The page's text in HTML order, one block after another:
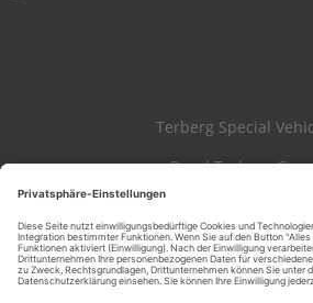
Terberg Special
Royal Terberg
Impressum
Datenschutz